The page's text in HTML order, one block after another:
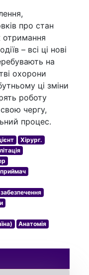
про стан
отримання
– всі ці нові
на
охорони
ці зміни
роботу
чергу,
процес.
Хірург.
Анатомія